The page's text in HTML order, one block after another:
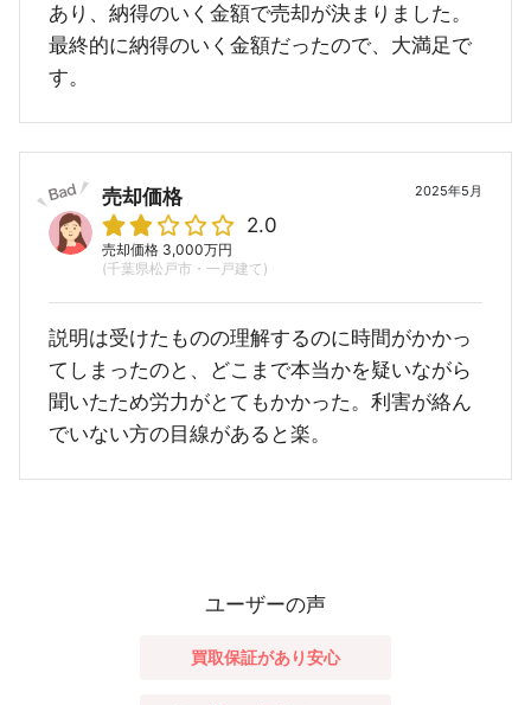
あり、納得のいく金額で売却が決まりました。
最終的に納得のいく金額だったので、大満足で
す。
2025年5月
売却価格
2.0
売却価格 3,000万円
(千葉県松戸市・一戸建て)
説明は受けたものの理解するのに時間がかかっ
てしまったのと、どこまで本当かを疑いながら
聞いたため労力がとてもかかった。利害が絡ん
でいない方の目線があると楽。
ユーザーの声
買取保証があり安心